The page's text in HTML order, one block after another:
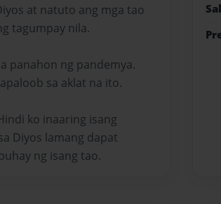
at natuto ang mga tao
tagumpay nila.
panahon ng pandemya.
sa aklat na ito.
ko inaaring isang
Diyos lamang dapat
ng isang tao.